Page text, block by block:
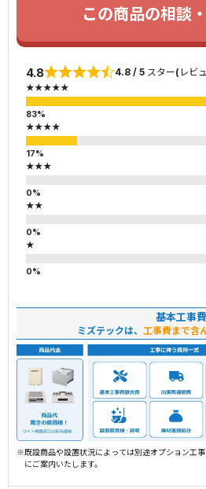
この商品の相談
4.8 4.8 / 5 スター(レビ
★★★★★
★★★★
★★★
★★
★
基本工事費
ミズテックは、 工事費まで含
※既設商品や設置状況によっては別途オプション工
にご案内いたします。